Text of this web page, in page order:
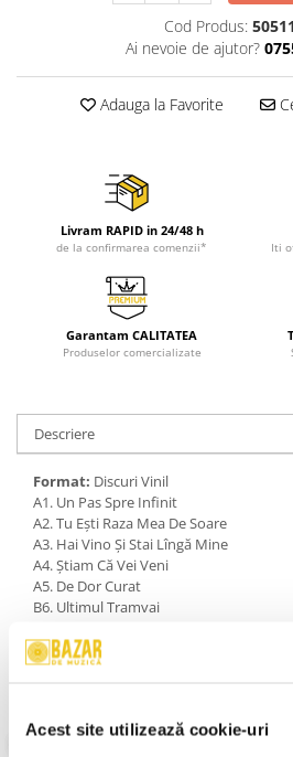
Acest site utilizează cookie-uri
Cod Produs:
Ai nevoie de ajutor?
Adauga la Favorite
Livram RAPID in 24/48 h
de la confirmarea comenzii* Iti
Garantam CALITATEA
Produselor comercializate
Descriere
Format: Discuri Vinil
A1. Un Pas Spre Infinit
A2. Tu Ești Raza Mea De Soare
A3. Hai Vino Și Stai Lîngă Mine
A4. Știam Că Vei Veni
A5. De Dor Curat
B6. Ultimul Tramvai
B8. Stau Pe-o Margine De Lună
B9. Coincidențe
Stare Disc:Very Good Plus (VG+)